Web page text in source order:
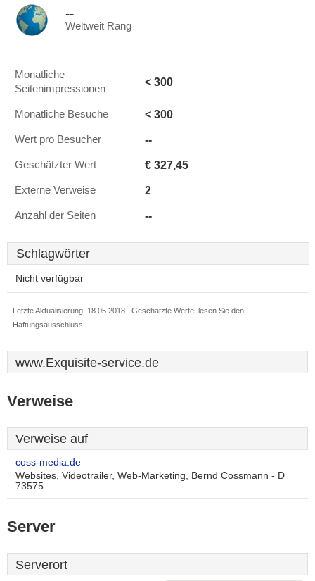
--
Weltweit Rang
Monatliche
Seitenimpressionen
< 300
Monatliche Besuche < 300
Wert pro Besucher --
Geschätzter Wert € 327,45
Externe Verweise 2
Anzahl der Seiten --
Schlagwörter
Nicht verfügbar
Letzte Aktualisierung: 18.05.2018 . Geschätzte Werte, lesen Sie den
Haftungsausschluss.
www.Exquisite-service.de
Verweise
Verweise auf
coss-media.de
Websites, Videotrailer, Web-Marketing, Bernd Cossmann - D
73575
Server
Serverort